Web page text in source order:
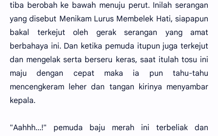
tiba berobah ke bawah menuju perut. Inilah serangan
yang disebut Menikam Lurus Membelek Hati, siapapun
bakal terkejut oleh gerak serangan yang amat
berbahaya ini. Dan ketika pemuda itupun juga terkejut
dan mengelak serta berseru keras, saat itulah tosu ini
maju dengan cepat maka ia pun tahu-tahu
mencengkeram leher dan tangan kirinya menyambar
kepala.
"Aahhh...!" pemuda baju merah ini terbeliak dan